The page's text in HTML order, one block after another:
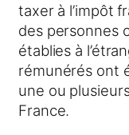
taxer à l’impôt
des personnes
établies à
rémunérés ont
une ou
France.